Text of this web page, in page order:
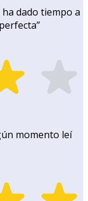
dado tiempo a
”
momento leí